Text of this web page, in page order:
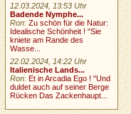
12.03.2024, 13:53 Uhr
Badende Nymphe...
Ron:Zu schön für die Natur:
Idealische Schönheit ! "Sie
kniete am Rande des
Wasse...
22.02.2024, 14:22 Uhr
Italienische Lands...
Ron:Et in Arcadia Ego ! "Und
duldet auch auf seiner Berge
Rücken Das Zackenhaupt...